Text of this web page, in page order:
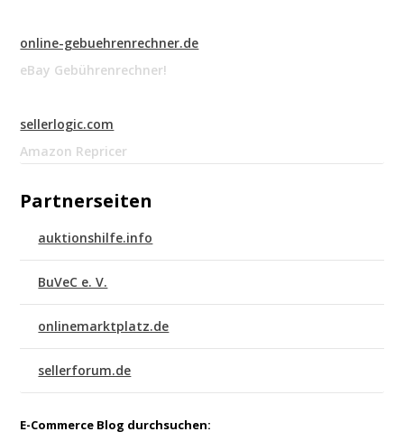
online-gebuehrenrechner.de
eBay Gebührenrechner!
sellerlogic.com
Amazon Repricer
Partnerseiten
auktionshilfe.info
BuVeC e. V.
onlinemarktplatz.de
sellerforum.de
E-Commerce Blog durchsuchen: